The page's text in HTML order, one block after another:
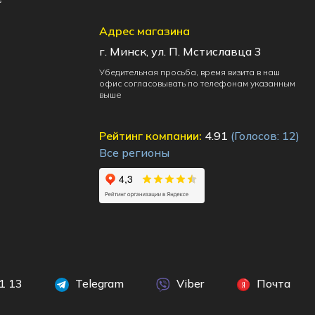
Адрес магазина
г. Минск, ул. П. Мстиславца 3
Убедительная просьба, время визита в наш
офис согласовывать по телефонам указанным
выше
Рейтинг компании: 4.91 (Голосов: 12)
Все регионы
13 Telegram Viber Почта